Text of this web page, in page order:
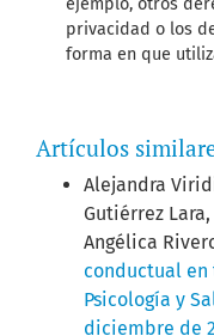
ejemplo, otros
privacidad o los
forma en que
Artículos
Alejandra
Gutiérrez
Angélica
conductual
Psicología y
diciembre de